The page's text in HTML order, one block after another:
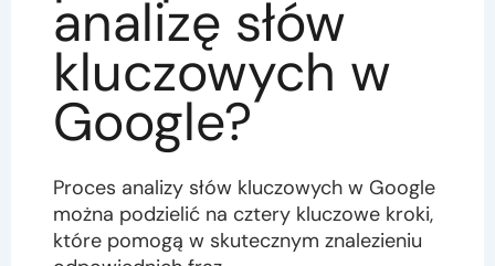
analizę słów
kluczowych w
Google?
Proces analizy słów kluczowych w Google
można podzielić na cztery kluczowe kroki,
które pomogą w skutecznym znalezieniu